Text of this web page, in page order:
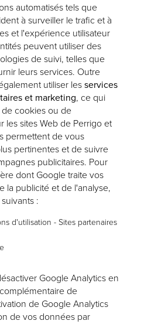
automatisés tels que
à surveiller le trafic et à
et l'expérience utilisateur
peuvent utiliser des
de suivi, telles que
leurs services. Outre
utiliser lesservices
et marketing, ce qui
cookies ou de
les sites Web de Perrigo et
permettent de vous
pertinentes et de suivre
publicitaires. Pour
dont Google traite vos
la publicité et de l'analyse,
:
d'utilisation - Sites partenaires
Google Analytics en
de
de Google Analytics
de vos données par